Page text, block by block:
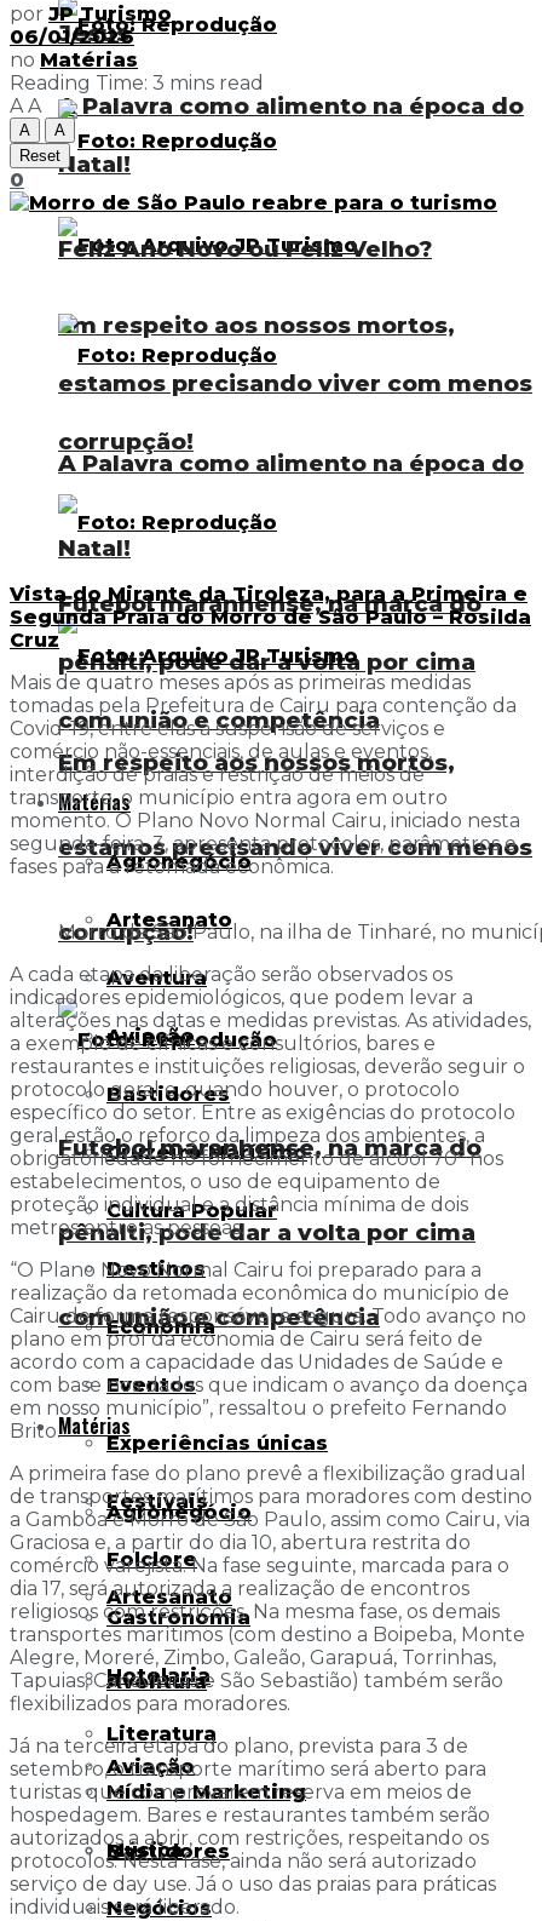
A Palavra como alimento na época do
Natal!
Em respeito aos nossos mortos,
estamos precisando viver com menos
corrupção!
Futebol maranhense, na marca do
pênalti, pode dar a volta por cima
com união e competência
Matérias
Agronegócio
Artesanato
Aventura
Aviação
Bastidores
Cruzeiro Marítimo
Cultura Popular
Destinos
Economia
Eventos
Experiências únicas
Festivais
Folclore
Gastronomia
Hotelaria
Literatura
Mídia e Marketing
Música
Negócios
Jesus
Feliz Ano Novo ou Feliz Velho?
A Palavra como alimento na época do
Natal!
Em respeito aos nossos mortos,
estamos precisando viver com menos
corrupção!
Futebol maranhense, na marca do
pênalti, pode dar a volta por cima
com união e competência
Matérias
Agronegócio
Artesanato
Aventura
Aviação
Bastidores
por JP Turismo
06/01/2026
no Matérias
Reading Time: 3 mins read
A A
A
A
Reset
0
Vista do Mirante da Tiroleza, para a Primeira e
Segunda Praia do Morro de São Paulo – Rosilda
Cruz
Mais de quatro meses após as primeiras medidas
tomadas pela Prefeitura de Cairu para contenção da
Covid-19, entre elas a suspensão de serviços e
comércio não-essenciais, de aulas e eventos,
interdição de praias e restrição de meios de
transporte, o município entra agora em outro
momento. O Plano Novo Normal Cairu, iniciado nesta
segunda-feira, 3, apresenta protocolos, parâmetros e
fases para a retomada econômica.
Morro de São Paulo, na ilha de Tinharé, no
A cada etapa da liberação serão observados os
indicadores epidemiológicos, que podem levar a
alterações nas datas e medidas previstas. As atividades,
a exemplo de clínicas e consultórios, bares e
restaurantes e instituições religiosas, deverão seguir o
protocolo geral e, quando houver, o protocolo
específico do setor. Entre as exigências do protocolo
geral estão o reforço da limpeza dos ambientes, a
obrigatoriedade no fornecimento de álcool 70º nos
estabelecimentos, o uso de equipamento de
proteção individual e a distância mínima de dois
metros entre as pessoas.
“O Plano Novo Normal Cairu foi preparado para a
realização da retomada econômica do município de
Cairu de forma responsável e segura. Todo avanço no
plano em prol da economia de Cairu será feito de
acordo com a capacidade das Unidades de Saúde e
com base nos dados que indicam o avanço da doença
em nosso município”, ressaltou o prefeito Fernando
Brito.
A primeira fase do plano prevê a flexibilização gradual
de transportes marítimos para moradores com destino
a Gamboa e Morro de São Paulo, assim como Cairu, via
Graciosa e, a partir do dia 10, abertura restrita do
comércio varejista. Na fase seguinte, marcada para o
dia 17, será autorizada a realização de encontros
religiosos com restrições. Na mesma fase, os demais
transportes marítimos (com destino a Boipeba, Monte
Alegre, Moreré, Zimbo, Galeão, Garapuá, Torrinhas,
Tapuias, Canavieiras e São Sebastião) também serão
flexibilizados para moradores.
Já na terceira etapa do plano, prevista para 3 de
setembro, o transporte marítimo será aberto para
turistas que comprovarem reserva em meios de
hospedagem. Bares e restaurantes também serão
autorizados a abrir, com restrições, respeitando os
protocolos. Nesta fase, ainda não será autorizado
serviço de day use. Já o uso das praias para práticas
individuais será liberado.